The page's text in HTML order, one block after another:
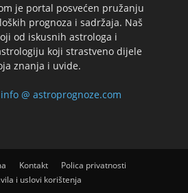
je portal posvećen pružanju
prognoza i sadržaja. Naš
od iskusnih astrologa i
koji strastveno dijele
znanja i uvide.
info @ astroprognoze.com
Kontakt
Polica privatnosti
i uslovi korištenja